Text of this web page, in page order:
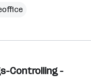
Controlling -